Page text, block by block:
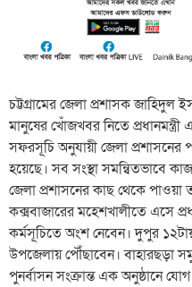
চট্টগ্রামের জেলা প্রশাসক জাহিদুল
মানুষের খোঁজখবর নিতে
সফরসূচি অনুযায়ী জেলা প্রশাসনের
হয়েছে। সব সংস্থা সমন্বিতভাবে
জেলা প্রশাসনের কাছ থেকে পাওয়া
কক্সবাজারের মহেশখালীতে এসে
কর্মসূচিতে অংশ নেবেন। দুপুর ১২টায়
উপজেলায় পৌঁছাবেন। বাহারছড়া
পুনর্বাসন সংক্রান্ত এক অনুষ্ঠানে